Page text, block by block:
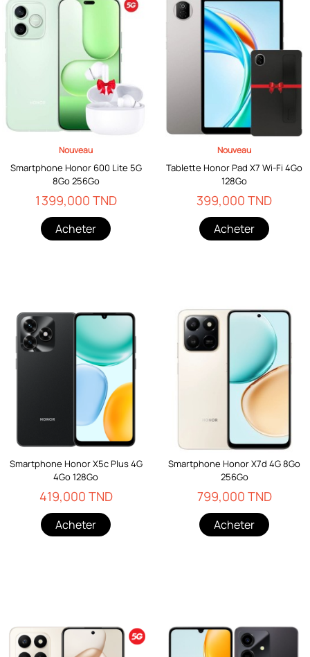
Nouveau
Smartphone Honor 600 Lite 5G
8Go 256Go
1 399,000 TND
Acheter
Nouveau
Tablette Honor Pad X7 Wi-Fi 4Go
128Go
399,000 TND
Acheter
Smartphone Honor X5c Plus 4G
4Go 128Go
419,000 TND
Acheter
Smartphone Honor X7d 4G 8Go
256Go
799,000 TND
Acheter